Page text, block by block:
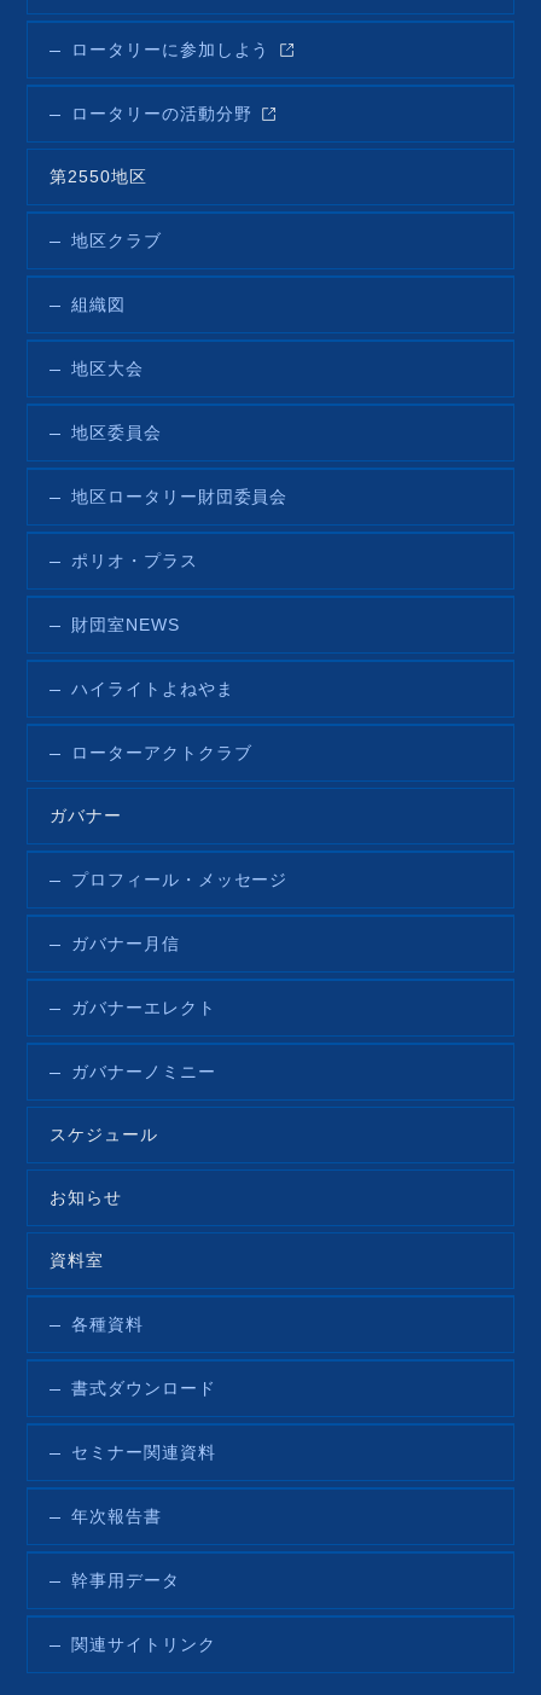
ロータリーに参加しよう
ロータリーの活動分野
第2550地区
地区クラブ
組織図
地区大会
地区委員会
地区ロータリー財団委員会
ポリオ・プラス
財団室NEWS
ハイライトよねやま
ローターアクトクラブ
ガバナー
プロフィール・メッセージ
ガバナー月信
ガバナーエレクト
ガバナーノミニー
スケジュール
お知らせ
資料室
各種資料
書式ダウンロード
セミナー関連資料
年次報告書
幹事用データ
関連サイトリンク